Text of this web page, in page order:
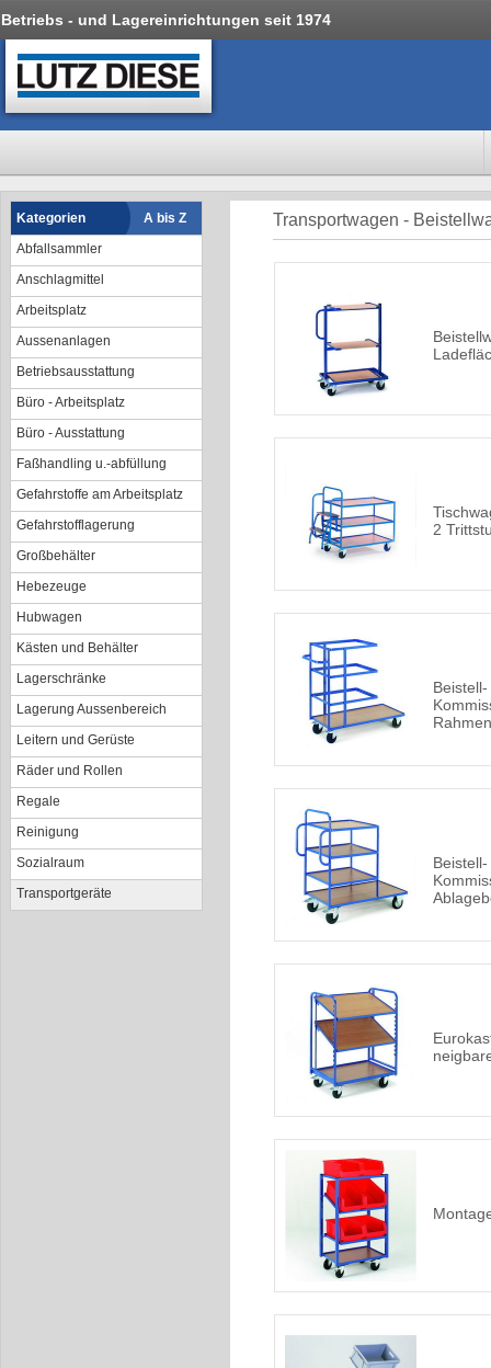
Betriebs - und Lagereinrichtungen seit 1974
Kategorien
A bis Z
Abfallsammler
Anschlagmittel
Arbeitsplatz
Aussenanlagen
Betriebsausstattung
Büro - Arbeitsplatz
Büro - Ausstattung
Faßhandling u.-abfüllung
Gefahrstoffe am Arbeitsplatz
Gefahrstofflagerung
Großbehälter
Hebezeuge
Hubwagen
Kästen und Behälter
Lagerschränke
Lagerung Aussenbereich
Leitern und Gerüste
Räder und Rollen
Regale
Reinigung
Sozialraum
Transportgeräte
Transportwagen -
2